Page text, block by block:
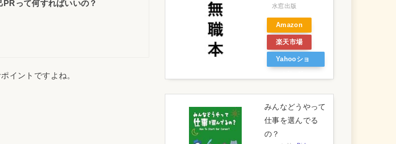
って何すればいいの？
イントですよね。
水窓出版
Amazon
楽天市場
Yahooショ
みんなどうやって
仕事を選んでる
の？